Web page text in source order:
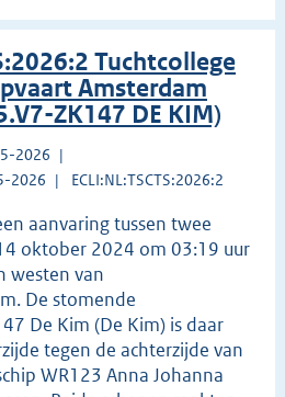
Tuchtcollege
Amsterdam
ZK147 DE KIM)
2026
2026
ECLI:NL:TSCTS:2026:2
aanvaring tussen twee
oktober 2024 om 03:19 uur
westen van
De stomende
De Kim (De Kim) is daar
tegen de achterzijde van
WR123 Anna Johanna